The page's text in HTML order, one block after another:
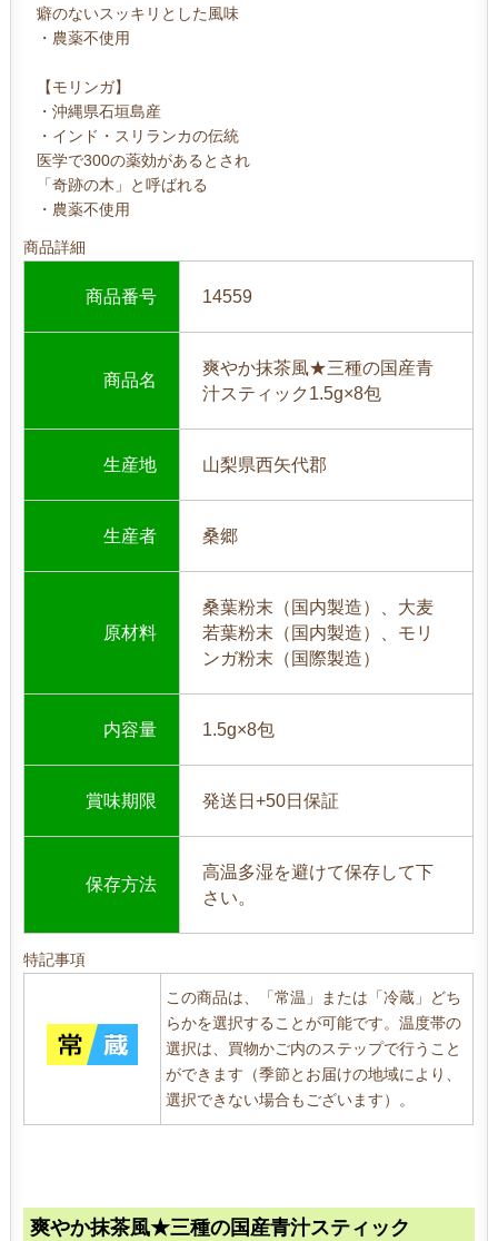
癖のないスッキリとした風味
・農薬不使用
【モリンガ】
・沖縄県石垣島産
・インド・スリランカの伝統
医学で300の薬効があるとされ
「奇跡の木」と呼ばれる
・農薬不使用
商品詳細
商品番号 14559
商品名
爽やか抹茶風★三種の国産青
汁スティック1.5g×8包
生産地 山梨県西矢代郡
生産者 桑郷
原材料
桑葉粉末（国内製造）、大麦
若葉粉末（国内製造）、モリ
ンガ粉末（国際製造）
内容量 1.5g×8包
賞味期限 発送日+50日保証
保存方法
高温多湿を避けて保存して下
さい。
特記事項
この商品は、「常温」または「冷蔵」どち
らかを選択することが可能です。温度帯の
選択は、買物かご内のステップで行うこと
ができます（季節とお届けの地域により、
選択できない場合もございます）。
爽やか抹茶風★三種の国産青汁スティック